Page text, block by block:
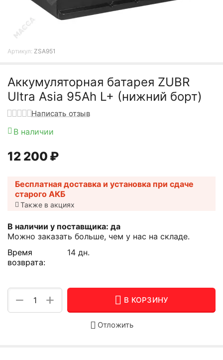
Артикул: ZSA951
Аккумуляторная батарея ZUBR
Ultra Asia 95Ah L+ (нижний борт)
Написать отзыв
В наличии
12 200 ₽
Бесплатная доставка и установка при сдаче
старого АКБ
Также в акциях
В наличии у поставщика: да
Можно заказать больше, чем у нас на складе.
Время
возврата:
14 дн.
+
− В КОРЗИНУ
Отложить